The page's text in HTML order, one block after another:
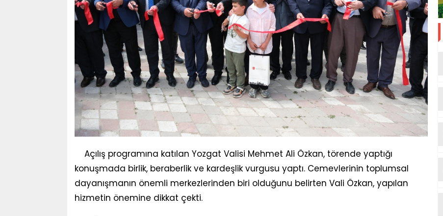
Açılış programına katılan Yozgat Valisi Mehmet Ali Özkan, törende yaptığı
konuşmada birlik, beraberlik ve kardeşlik vurgusu yaptı. Cemevlerinin toplumsal
dayanışmanın önemli merkezlerinden biri olduğunu belirten Vali Özkan, yapılan
hizmetin önemine dikkat çekti.